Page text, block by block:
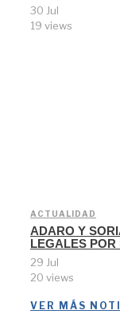
30 Jul
19 views
ACTUALIDAD
ADARO Y
LEGALES
29 Jul
20 views
VER MÁS